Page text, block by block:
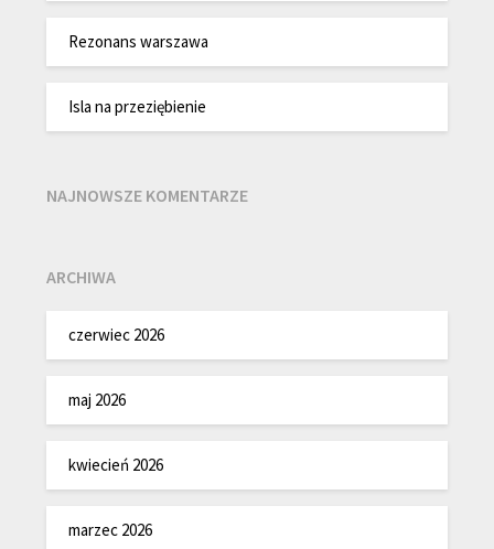
Rezonans warszawa
Isla na przeziębienie
NAJNOWSZE KOMENTARZE
ARCHIWA
czerwiec 2026
maj 2026
kwiecień 2026
marzec 2026